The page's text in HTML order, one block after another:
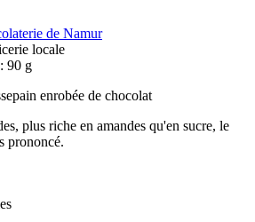
de Namur
locale
90 g
plus riche en amandes qu'en sucre, le
prononcé.